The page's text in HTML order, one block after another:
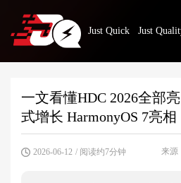
Just Quick Just
一文看懂HDC 2026全部
式增长 HarmonyOS 7亮相
2026-06-12 / 阅读约7分钟 来源